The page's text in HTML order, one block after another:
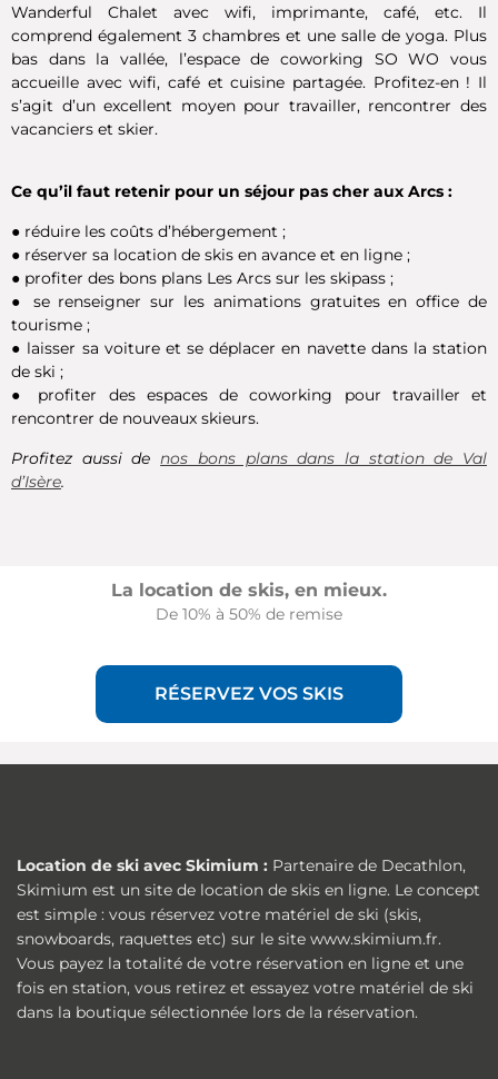
Wanderful Chalet avec wifi, imprimante, café, etc. Il
comprend également 3 chambres et une salle de yoga. Plus
bas dans la vallée, l’espace de coworking SO WO vous
accueille avec wifi, café et cuisine partagée. Profitez-en ! Il
s’agit d’un excellent moyen pour travailler, rencontrer des
vacanciers et skier.
Ce qu’il faut retenir pour un séjour pas cher aux Arcs :
● réduire les coûts d’hébergement ;
● réserver sa location de skis en avance et en ligne ;
● profiter des bons plans Les Arcs sur les skipass ;
●
se renseigner sur les animations gratuites en office de
tourisme ;
● laisser sa voiture et se déplacer en navette dans la station
de ski ;
●
profiter des espaces de coworking pour travailler et
rencontrer de nouveaux skieurs.
Profitez aussi de nos bons plans dans la station de Val
d’Isère.
La location de skis, en mieux.
De 10% à 50% de remise
RÉSERVEZ VOS SKIS
Location de ski avec Skimium : Partenaire de Decathlon,
Skimium est un site de location de skis en ligne. Le concept
est simple : vous réservez votre matériel de ski (skis,
snowboards, raquettes etc) sur le site www.skimium.fr.
Vous payez la totalité de votre réservation en ligne et une
fois en station, vous retirez et essayez votre matériel de ski
dans la boutique sélectionnée lors de la réservation.